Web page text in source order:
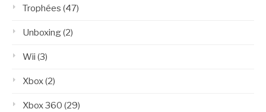
Trophées (47)
Unboxing(2)
Wii (3)
Xbox(2)
Xbox 360 (29)